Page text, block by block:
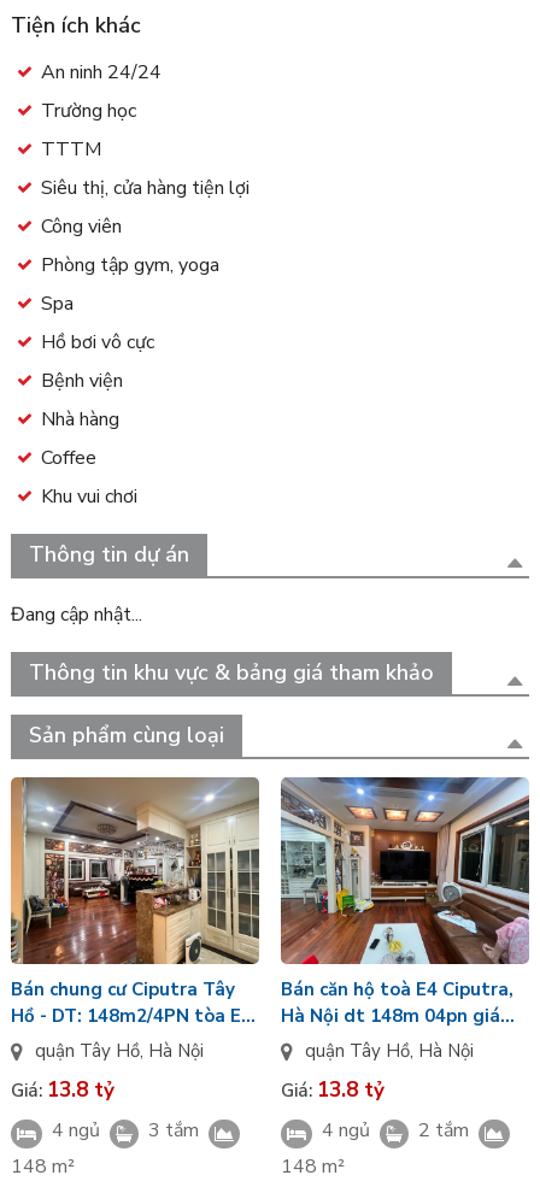
Tiện ích khác
An ninh 24/24
Trường học
TTTM
Siêu thị, cửa hàng tiện lợi
Công viên
Phòng tập gym, yoga
Spa
Hồ bơi vô cực
Bệnh viện
Nhà hàng
Coffee
Khu vui chơi
Thông tin dự án
Đang cập nhật...
Thông tin khu vực & bảng giá tham khảo
Sản phẩm cùng loại
Bán chung cư Ciputra Tây
Hồ - DT: 148m2/4PN tòa E4
nội thất hiện đại - Giá bán:
13.8 tỷ VNĐ
quận Tây Hồ, Hà Nội
Giá: 13.8 tỷ
4 ngủ
3 tắm
148 m²
Bán căn hộ toà E4 Ciputra,
Hà Nội dt 148m 04pn giá
13.8 tỷ
quận Tây Hồ, Hà Nội
Giá: 13.8 tỷ
4 ngủ
2 tắm
148 m²